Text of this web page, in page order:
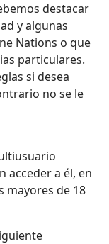
destacar
y algunas
Nations o que
particulares.
si desea
no se le
acceder a él, en
mayores de 18